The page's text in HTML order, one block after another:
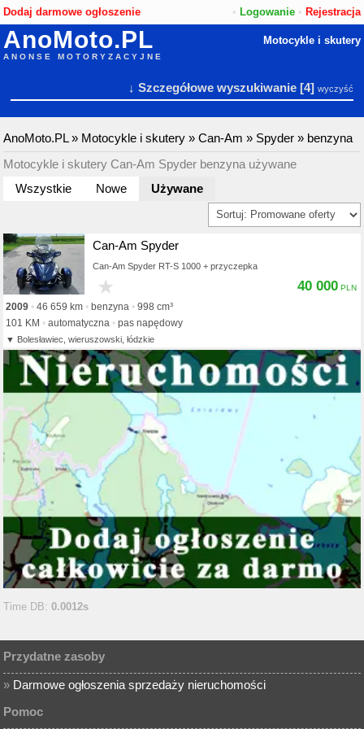
Dodaj darmowe ogłoszenie • Logowanie• Rejestracja
AnoMoto.PL
ANONSE MOTORYZACYJNE
Motocykle i skutery
↓ Szczegółowe wyszukiwanie[4] wyczyść
AnoMoto.PL» Motocykle i skutery »Can-Am » Spyder » benzyna
Motocykle i skutery Can-Am Spyder benzyna używane
Wszystkie
Nowe Używane
Can-Am Spyder
Can-Am Spyder RT-S 1000 + przyczepka
2009 46 659 km benzyna
998 cm³
101 KM
automatyczna pas napędowy
Bolesławiec, wieruszowski, łódzkie
40 000
Time DB:0.0012s
Przydatne zasoby
» Darmowe ogłoszenia sprzedaży nieruchomości
Pomoc